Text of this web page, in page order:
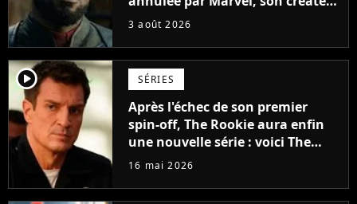
sort du silence : "Les contrats
3 août 2026
player2 SÉRIES
Après l'échec de son premier
spin-off, The Rookie aura enfin
une nouvelle série : voici The
Rookie : North
16 mai 2026